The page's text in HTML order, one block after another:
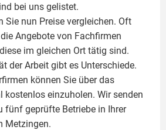
bei uns gelistet.
Sie nun Preise vergleichen. Oft
Angebote von Fachfirmen
im gleichen Ort tätig sind.
der Arbeit gibt es Unterschiede.
können Sie über das
kostenlos einzuholen. Wir senden
fünf geprüfte Betriebe in Ihrer
Metzingen.